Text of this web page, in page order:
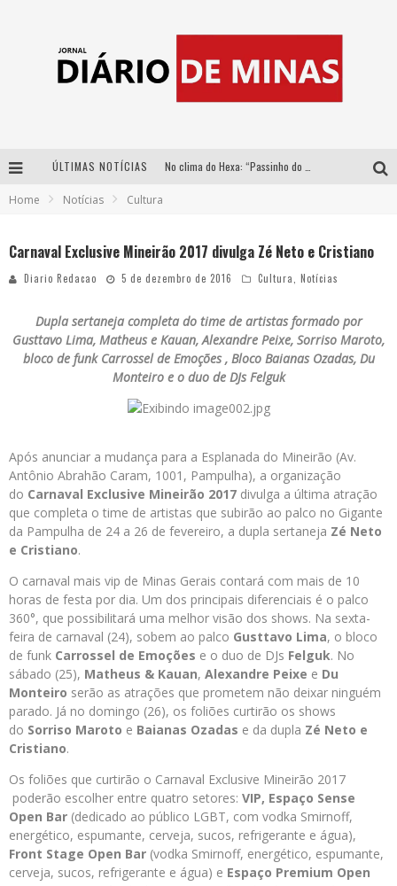
ÚLTIMAS NOTÍCIAS
No clima do Hexa: “Passinho do Brasil”, da DJ Danny Albuquerque, é a música que embala a torcida brasileira na Copa do Mundo 2026
Home Notícias Cultura
Carnaval Exclusive Mineirão 2017 divulga Zé Neto e Cristiano
Diario Redacao 5 de dezembro de 2016 Cultura Notícias
Dupla sertaneja completa do time de artistas formado por
Gusttavo Lima, Matheus e Kauan, Alexandre Peixe, Sorriso Maroto,
bloco de funk Carrossel de Emoções , Bloco Baianas Ozadas, Du
Monteiro e o duo de DJs Felguk
Após anunciar a mudança para a Esplanada do Mineirão (Av.
Antônio Abrahão Caram, 1001, Pampulha), a organização
do Carnaval Exclusive Mineirão 2017 divulga a última atração
que completa o time de artistas que subirão ao palco no Gigante
da Pampulha de 24 a 26 de fevereiro, a dupla sertaneja Zé Neto
e Cristiano.
O carnaval mais vip de Minas Gerais contará com mais de 10
horas de festa por dia. Um dos principais diferenciais é o palco
360°, que possibilitará uma melhor visão dos shows. Na sexta-
feira de carnaval (24), sobem ao palco Gusttavo Lima, o bloco
de funk Carrossel de Emoções e o duo de DJs Felguk. No
sábado (25), Matheus & Kauan, Alexandre Peixe e Du
Monteiro serão as atrações que prometem não deixar ninguém
parado. Já no domingo (26), os foliões curtirão os shows
do Sorriso Maroto e Baianas Ozadas e da dupla Zé Neto e
Cristiano.
Os foliões que curtirão o Carnaval Exclusive Mineirão 2017
poderão escolher entre quatro setores: VIP, Espaço Sense
Open Bar (dedicado ao público LGBT, com vodka Smirnoff,
energético, espumante, cerveja, sucos, refrigerante e água),
Front Stage Open Bar (vodka Smirnoff, energético, espumante,
cerveja, sucos, refrigerante e água) e Espaço Premium Open